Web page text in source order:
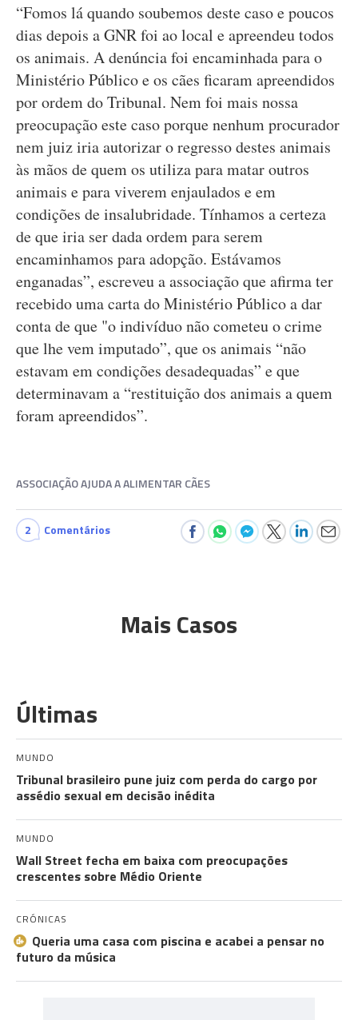
“Fomos lá quando soubemos deste caso e poucos
dias depois a GNR foi ao local e apreendeu todos
os animais. A denúncia foi encaminhada para o
Ministério Público e os cães ficaram apreendidos
por ordem do Tribunal. Nem foi mais nossa
preocupação este caso porque nenhum procurador
nem juiz iria autorizar o regresso destes animais
às mãos de quem os utiliza para matar outros
animais e para viverem enjaulados e em
condições de insalubridade. Tínhamos a certeza
de que iria ser dada ordem para serem
encaminhamos para adopção. Estávamos
enganadas”, escreveu a associação que afirma ter
recebido uma carta do Ministério Público a dar
conta de que "o indivíduo não cometeu o crime
que lhe vem imputado”, que os animais “não
estavam em condições desadequadas” e que
determinavam a “restituição dos animais a quem
foram apreendidos”.
ASSOCIAÇÃO AJUDA A ALIMENTAR CÃES
2 Comentários
Mais Casos
Últimas
MUNDO
Tribunal brasileiro pune juiz com perda do cargo por
assédio sexual em decisão inédita
MUNDO
Wall Street fecha em baixa com preocupações
crescentes sobre Médio Oriente
CRÓNICAS
Queria uma casa com piscina e acabei a pensar no
futuro da música